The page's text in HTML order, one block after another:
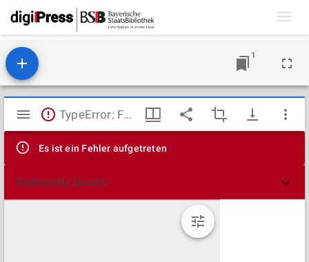
1
Mirador
Viewer
TypeError: Failed to fetch
Es ist ein Fehler aufgetreten
Technische Details